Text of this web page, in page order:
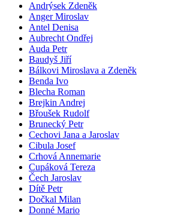
Andrýsek Zdeněk
Anger Miroslav
Antel Denisa
Aubrecht Ondřej
Auda Petr
Baudyš Jiří
Bálkovi Miroslava a Zdeněk
Benda Ivo
Blecha Roman
Brejkin Andrej
Břoušek Rudolf
Brunecký Petr
Cechovi Jana a Jaroslav
Cibula Josef
Crhová Annemarie
Cupáková Tereza
Čech Jaroslav
Dítě Petr
Dočkal Milan
Donné Mario